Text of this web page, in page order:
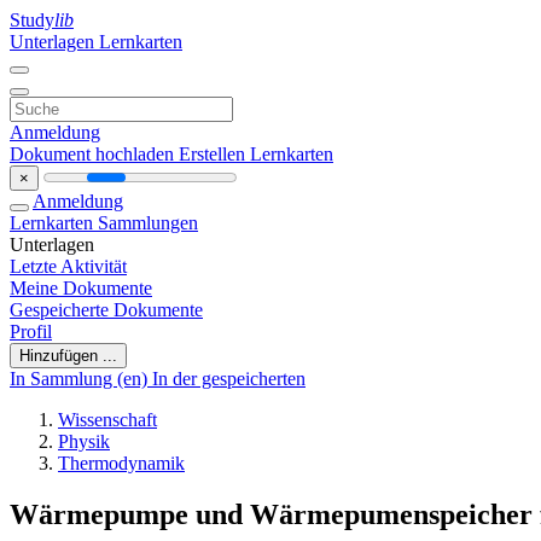
Studylib
Unterlagen Lernkarten
Anmeldung
Dokument hochladen Erstellen Lernkarten
×
Anmeldung
Lernkarten Sammlungen
Unterlagen
Letzte Aktivität
Meine Dokumente
Gespeicherte Dokumente
Profil
Hinzufügen ...
In Sammlung (en) In der gespeicherten
Wissenschaft
Physik
Thermodynamik
Wärmepumpe und